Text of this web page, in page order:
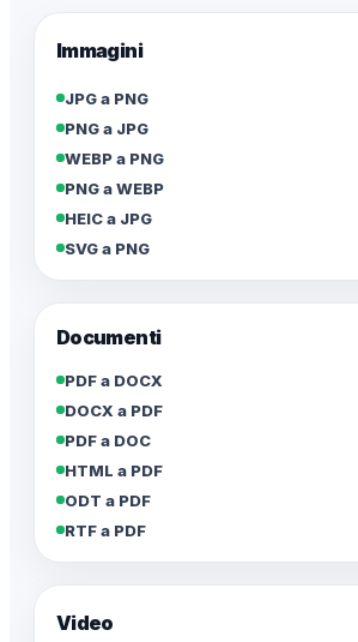
Immagini
JPG a PNG
PNG a JPG
WEBP a PNG
PNG a WEBP
HEIC a JPG
SVG a PNG
Documenti
PDF a DOCX
DOCX a PDF
PDF a DOC
HTML a PDF
ODT a PDF
RTF a PDF
Video